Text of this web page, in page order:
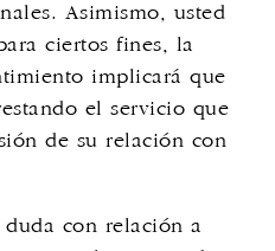
Asimismo, usted
ciertos fines, la
implicará que
el servicio que
de su relación con
con relación a